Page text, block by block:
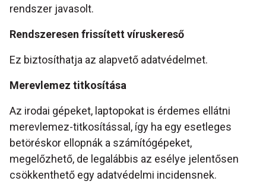
rendszer javasolt.
Rendszeresen frissített víruskereső
Ez biztosíthatja az alapvető adatvédelmet.
Merevlemez titkosítása
Az irodai gépeket, laptopokat is érdemes ellátni
merevlemez-titkosítással, így ha egy esetleges
betöréskor ellopnák a számítógépeket,
megelőzhető, de legalábbis az esélye jelentősen
csökkenthető egy adatvédelmi incidensnek.